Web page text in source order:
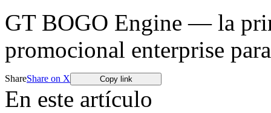
GT BOGO Engine — la
promocional enterprise
ShareShare on X Copy link
En este artículo